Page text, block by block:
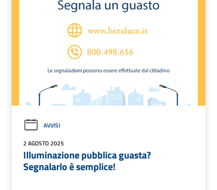
AVVISI
2 AGOSTO 2025
Illuminazione pubblica guasta?
Segnalarlo è semplice!